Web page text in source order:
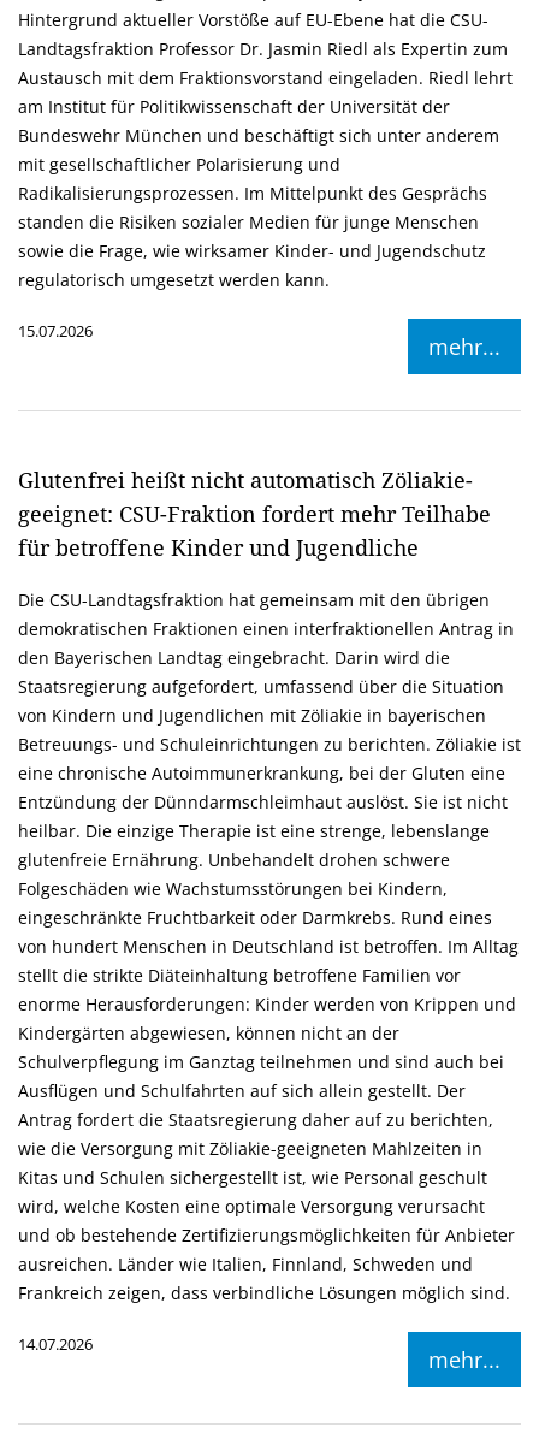
Hintergrund aktueller Vorstöße auf EU-Ebene hat die CSU-
Landtagsfraktion Professor Dr. Jasmin Riedl als Expertin zum
Austausch mit dem Fraktionsvorstand eingeladen. Riedl lehrt
am Institut für Politikwissenschaft der Universität der
Bundeswehr München und beschäftigt sich unter anderem
mit gesellschaftlicher Polarisierung und
Radikalisierungsprozessen. Im Mittelpunkt des Gesprächs
standen die Risiken sozialer Medien für junge Menschen
sowie die Frage, wie wirksamer Kinder- und Jugendschutz
regulatorisch umgesetzt werden kann.
15.07.2026
mehr...
Glutenfrei heißt nicht automatisch Zöliakie-
geeignet: CSU-Fraktion fordert mehr Teilhabe
für betroffene Kinder und Jugendliche
Die CSU-Landtagsfraktion hat gemeinsam mit den übrigen
demokratischen Fraktionen einen interfraktionellen Antrag in
den Bayerischen Landtag eingebracht. Darin wird die
Staatsregierung aufgefordert, umfassend über die Situation
von Kindern und Jugendlichen mit Zöliakie in bayerischen
Betreuungs- und Schuleinrichtungen zu berichten. Zöliakie ist
eine chronische Autoimmunerkrankung, bei der Gluten eine
Entzündung der Dünndarmschleimhaut auslöst. Sie ist nicht
heilbar. Die einzige Therapie ist eine strenge, lebenslange
glutenfreie Ernährung. Unbehandelt drohen schwere
Folgeschäden wie Wachstumsstörungen bei Kindern,
eingeschränkte Fruchtbarkeit oder Darmkrebs. Rund eines
von hundert Menschen in Deutschland ist betroffen. Im Alltag
stellt die strikte Diäteinhaltung betroffene Familien vor
enorme Herausforderungen: Kinder werden von Krippen und
Kindergärten abgewiesen, können nicht an der
Schulverpflegung im Ganztag teilnehmen und sind auch bei
Ausflügen und Schulfahrten auf sich allein gestellt. Der
Antrag fordert die Staatsregierung daher auf zu berichten,
wie die Versorgung mit Zöliakie-geeigneten Mahlzeiten in
Kitas und Schulen sichergestellt ist, wie Personal geschult
wird, welche Kosten eine optimale Versorgung verursacht
und ob bestehende Zertifizierungsmöglichkeiten für Anbieter
ausreichen. Länder wie Italien, Finnland, Schweden und
Frankreich zeigen, dass verbindliche Lösungen möglich sind.
14.07.2026
mehr...